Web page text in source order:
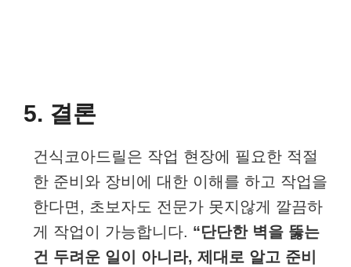
5. 결론
건식코아드릴은 작업 현장에 필요한 적절
한 준비와 장비에 대한 이해를 하고 작업을
한다면, 초보자도 전문가 못지않게 깔끔하
게 작업이 가능합니다. “단단한 벽을 뚫는
건 두려운 일이 아니라, 제대로 알고 준비